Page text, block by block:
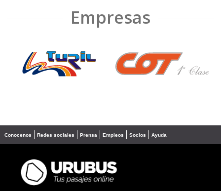
Empresas
❮ ❯
Conocenos Redes sociales Prensa Empleos Socios Ayuda